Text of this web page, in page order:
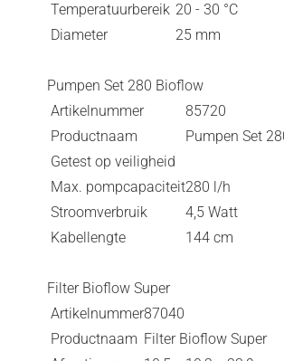
Temperatuurbereik 20 - 30 °C
Diameter
25 mm
Pumpen Set 280 Bioflow
Artikelnummer
85720
Productnaam
Pumpen Set
Getest op veiligheid
Max. pompcapaciteit280 l/h
Stroomverbruik
4,5 Watt
Kabellengte
144 cm
Filter Bioflow Super
Artikelnummer87040
Productnaam Filter Bioflow Super